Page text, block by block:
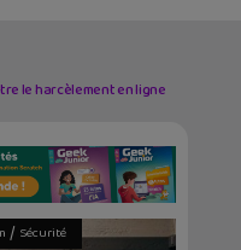
le harcèlement en ligne
/ Sécurité